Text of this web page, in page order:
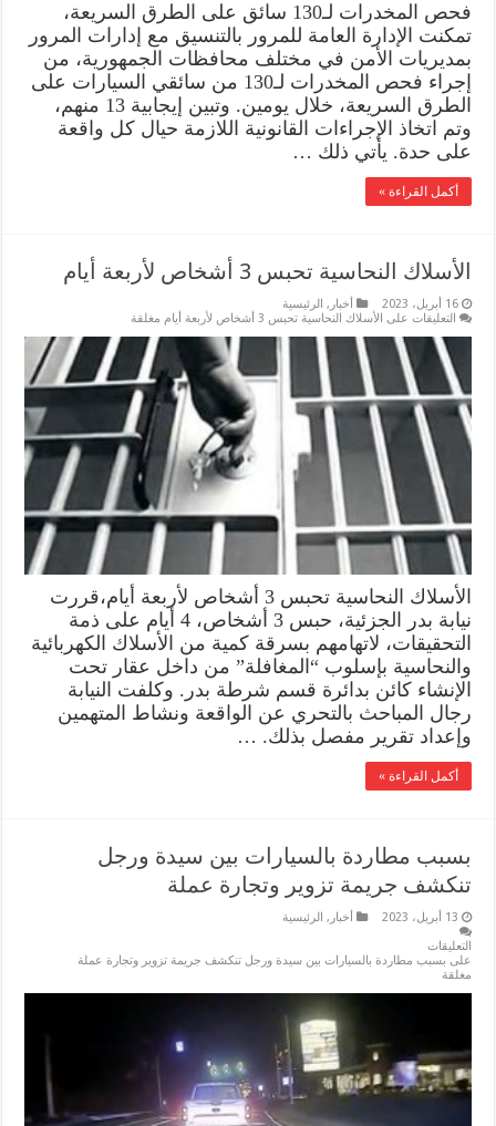
فحص المخدرات لـ130 سائق على الطرق السريعة،
تمكنت الإدارة العامة للمرور بالتنسيق مع إدارات المرور
بمديريات الأمن في مختلف محافظات الجمهورية، من
إجراء فحص المخدرات لـ130 من سائقي السيارات على
الطرق السريعة، خلال يومين. وتبين إيجابية 13 منهم،
وتم اتخاذ الإجراءات القانونية اللازمة حيال كل واقعة
على حدة. يأتي ذلك …
أكمل القراءة »
الأسلاك النحاسية تحبس 3 أشخاص لأربعة أيام
16 أبريل، 2023 أخبار , الرئيسية
التعليقات على الأسلاك النحاسية تحبس 3 أشخاص لأربعة أيام مغلقة
الأسلاك النحاسية تحبس 3 أشخاص لأربعة أيام،قررت
نيابة بدر الجزئية، حبس 3 أشخاص، 4 أيام على ذمة
التحقيقات، لاتهامهم بسرقة كمية من الأسلاك الكهربائية
والنحاسية بإسلوب “المغافلة” من داخل عقار تحت
الإنشاء كائن بدائرة قسم شرطة بدر. وكلفت النيابة
رجال المباحث بالتحري عن الواقعة ونشاط المتهمين
وإعداد تقرير مفصل بذلك. …
أكمل القراءة »
بسبب مطاردة بالسيارات بين سيدة ورجل
تنكشف جريمة تزوير وتجارة عملة
13 أبريل، 2023 أخبار , الرئيسية
التعليقات
على بسبب مطاردة بالسيارات بين سيدة ورجل تنكشف جريمة تزوير وتجارة عملة
مغلقة